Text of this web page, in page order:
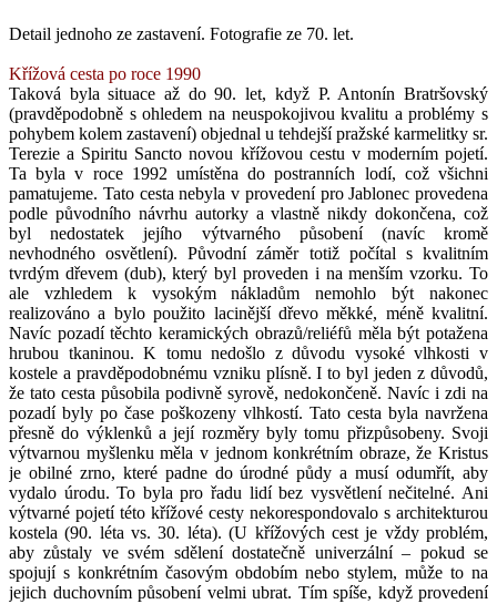
Detail jednoho ze zastavení. Fotografie ze 70. let.
Křížová cesta po roce 1990
Taková byla situace až do 90. let, když P. Antonín Bratršovský
(pravděpodobně s ohledem na neuspokojivou kvalitu a problémy s
pohybem kolem zastavení) objednal u tehdejší pražské karmelitky sr.
Terezie a Spiritu Sancto novou křížovou cestu v moderním pojetí.
Ta byla v roce 1992 umístěna do postranních lodí, což všichni
pamatujeme. Tato cesta nebyla v provedení pro Jablonec provedena
podle původního návrhu autorky a vlastně nikdy dokončena, což
byl nedostatek jejího výtvarného působení (navíc kromě
nevhodného osvětlení). Původní záměr totiž počítal s kvalitním
tvrdým dřevem (dub), který byl proveden i na menším vzorku. To
ale vzhledem k vysokým nákladům nemohlo být nakonec
realizováno a bylo použito lacinější dřevo měkké, méně kvalitní.
Navíc pozadí těchto keramických obrazů/reliéfů měla být potažena
hrubou tkaninou. K tomu nedošlo z důvodu vysoké vlhkosti v
kostele a pravděpodobnému vzniku plísně. I to byl jeden z důvodů,
že tato cesta působila podivně syrově, nedokončeně. Navíc i zdi na
pozadí byly po čase poškozeny vlhkostí. Tato cesta byla navržena
přesně do výklenků a její rozměry byly tomu přizpůsobeny. Svoji
výtvarnou myšlenku měla v jednom konkrétním obraze, že Kristus
je obilné zrno, které padne do úrodné půdy a musí odumřít, aby
vydalo úrodu. To byla pro řadu lidí bez vysvětlení nečitelné. Ani
výtvarné pojetí této křížové cesty nekorespondovalo s architekturou
kostela (90. léta vs. 30. léta). (U křížových cest je vždy problém,
aby zůstaly ve svém sdělení dostatečně univerzální – pokud se
spojují s konkrétním časovým obdobím nebo stylem, může to na
jejich duchovním působení velmi ubrat. Tím spíše, když provedení